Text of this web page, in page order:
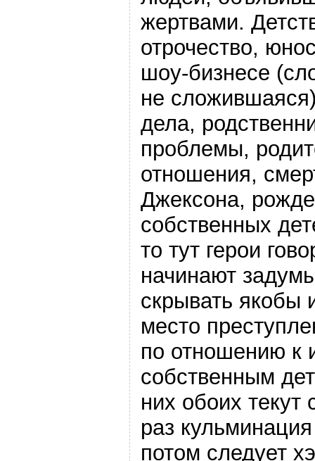
жертвами.
отрочество,
шоу-бизнесе
не
дела,
проблемы,
отношения,
Джексона,
собственных
то тут герои
начинают
скрывать якобы
место
по отношению к
собственным
них обоих текут
раз
потом следует